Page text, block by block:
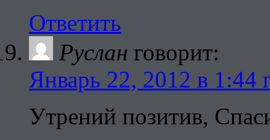
Ответить
Руслан говорит:
Январь 22, 2012 в 1:44
Утрений позитив,